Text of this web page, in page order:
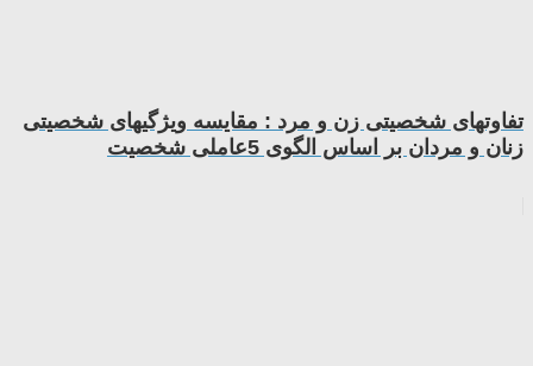
تفاوتهای شخصیتی زن و مرد : مقایسه ویژگیهای شخصیتی
زنان و مردان بر اساس الگوی 5عاملی شخصیت